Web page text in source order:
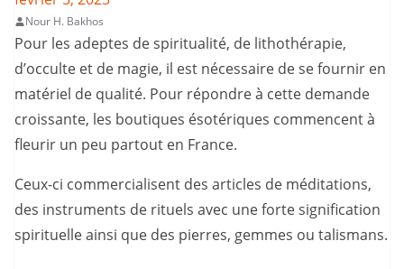
Nour H. Bakhos
Pour les adeptes de spiritualité, de lithothérapie,
d’occulte et de magie, il est nécessaire de se fournir en
matériel de qualité. Pour répondre à cette demande
croissante, les boutiques ésotériques commencent à
fleurir un peu partout en France.
Ceux-ci commercialisent des articles de méditations,
des instruments de rituels avec une forte signification
spirituelle ainsi que des pierres, gemmes ou talismans.